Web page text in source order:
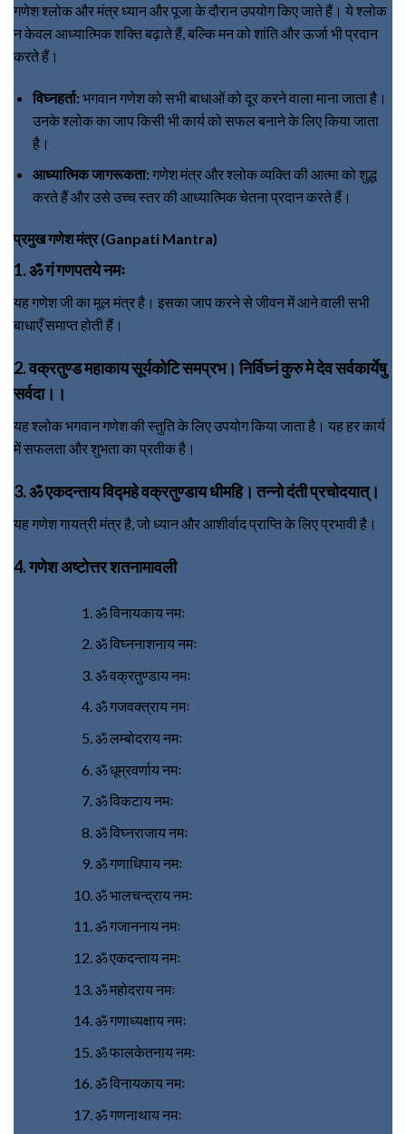
गणेश श्लोक और मंत्र ध्यान और पूजा के दौरान उपयोग किए जाते हैं। ये श्लोक
न केवल आध्यात्मिक शक्ति बढ़ाते हैं, बल्कि मन को शांति और ऊर्जा भी प्रदान
करते हैं।
विघ्नहर्ता:भगवान गणेश को सभी बाधाओं को दूर करने वाला माना जाता है।
उनके श्लोक का जाप किसी भी कार्य को सफल बनाने के लिए किया जाता
है।
आध्यात्मिक जागरूकता:गणेश मंत्र और श्लोक व्यक्ति की आत्मा को शुद्ध
करते हैं और उसे उच्च स्तर की आध्यात्मिक चेतना प्रदान करते हैं।
प्रमुख गणेश मंत्र (Ganpati Mantra)
1. ॐ गं गणपतये नमः
यह गणेश जी का मूल मंत्र है। इसका जाप करने से जीवन में आने वाली सभी
बाधाएँ समाप्त होती हैं।
2. वक्रतुण्ड महाकाय सूर्यकोटि समप्रभ। निर्विघ्नं कुरु मे देव सर्वकार्येषु
सर्वदा।।
यह श्लोक भगवान गणेश की स्तुति के लिए उपयोग किया जाता है। यह हर कार्य
में सफलता और शुभता का प्रतीक है।
3. ॐ एकदन्ताय विद्महे वक्रतुण्डाय धीमहि। तन्नो दंती प्रचोदयात्।
यह गणेश गायत्री मंत्र है, जो ध्यान और आशीर्वाद प्राप्ति के लिए प्रभावी है।
4. गणेश अष्टोत्तर शतनामावली
ॐ विनायकाय नमः
ॐ विघ्ननाशनाय नमः
ॐ वक्रतुण्डाय नमः
ॐ गजवक्त्राय नमः
ॐ लम्बोदराय नमः
ॐ धूम्रवर्णाय नमः
ॐ विकटाय नमः
ॐ विघ्नराजाय नमः
ॐ गणाधिपाय नमः
ॐ भालचन्द्राय नमः
ॐ गजाननाय नमः
ॐ एकदन्ताय नमः
ॐ महोदराय नमः
ॐ गणाध्यक्षाय नमः
ॐ फालकेतनाय नमः
ॐ विनायकाय नमः
ॐ गणनाथाय नमः